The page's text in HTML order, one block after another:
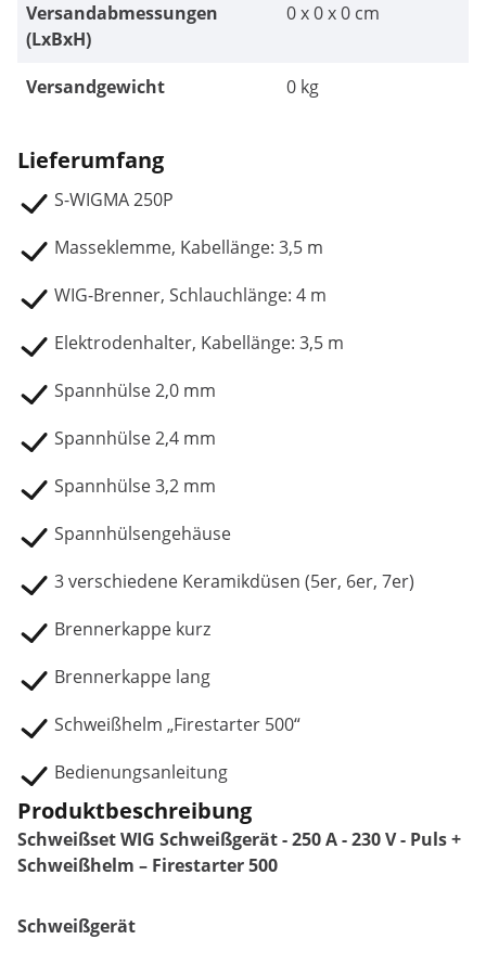
Versandabmessungen
(LxBxH)
0 x 0 x 0 cm
Versandgewicht 0 kg
Lieferumfang
S-WIGMA 250P
Masseklemme, Kabellänge: 3,5 m
WIG-Brenner, Schlauchlänge: 4 m
Elektrodenhalter, Kabellänge: 3,5 m
Spannhülse 2,0 mm
Spannhülse 2,4 mm
Spannhülse 3,2 mm
Spannhülsengehäuse
3 verschiedene Keramikdüsen (5er, 6er, 7er)
Brennerkappe kurz
Brennerkappe lang
Schweißhelm „Firestarter 500“
Bedienungsanleitung
Produktbeschreibung
Schweißset WIG Schweißgerät - 250 A - 230 V - Puls +
Schweißhelm – Firestarter 500
Schweißgerät